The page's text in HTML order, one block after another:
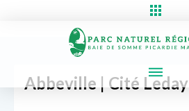
Abbeville | Cité Leday